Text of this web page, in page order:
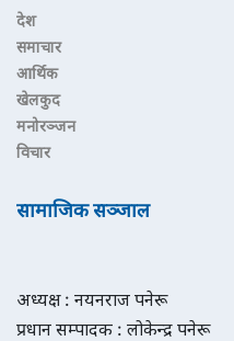
देश
समाचार
आर्थिक
खेलकुद
मनोरञ्जन
विचार
सामाजिक सञ्जाल
अध्यक्ष : नयनराज पनेरू
प्रधान सम्पादक : लोकेन्द्र पनेरू